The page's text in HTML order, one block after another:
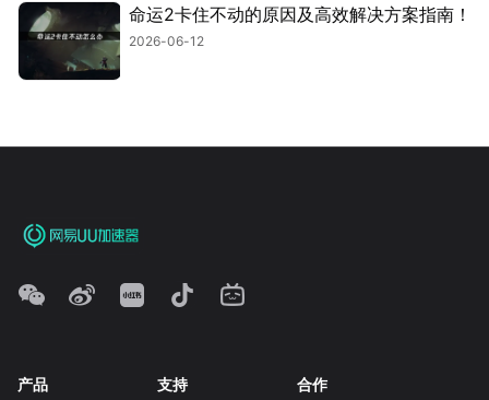
命运2卡住不动的原因及高效解决方案指南！
2026-06-12
产品 支持 合作